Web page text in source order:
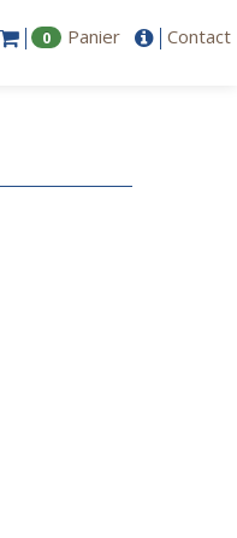
0 Panier Contact